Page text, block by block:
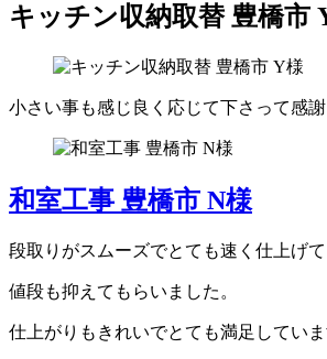
キッチン収納取替 豊橋市
小さい事も感じ良く応じて下さって感謝
和室工事 豊橋市 N様
段取りがスムーズでとても速く仕上げて
値段も抑えてもらいました。
仕上がりもきれいでとても満足していま